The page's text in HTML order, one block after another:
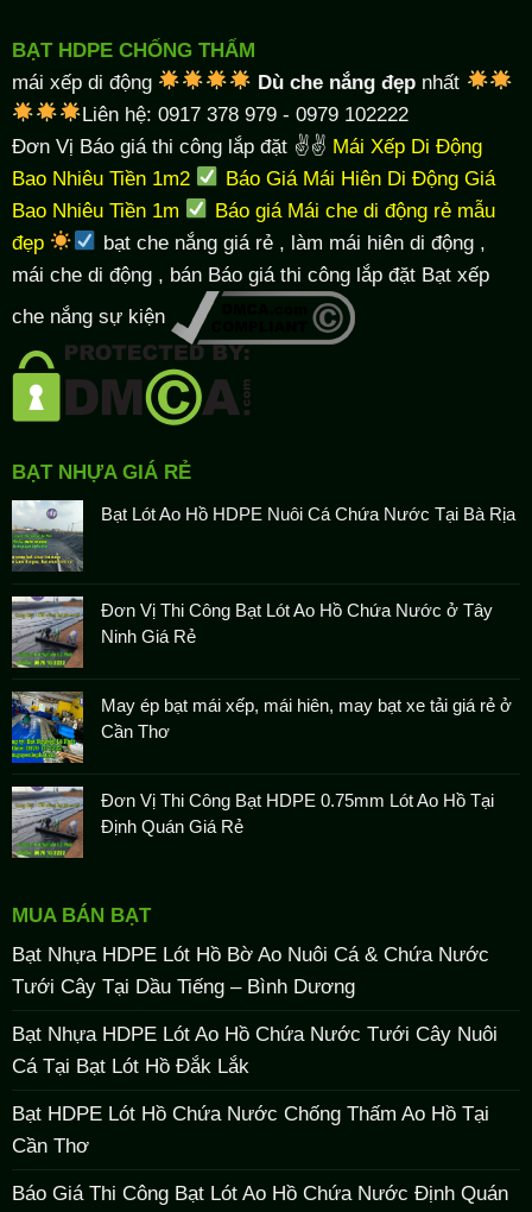
BẠT HDPE CHỐNG THẤM
mái xếp di động Dù che nắng đẹp nhất
Liên hệ: 0917 378 979 - 0979 102222
Đơn Vị Báo giá thi công lắp đặt ✌✌ Mái Xếp Di Động
Bao Nhiêu Tiền 1m2
Báo Giá Mái Hiên Di Động Giá
Bao Nhiêu Tiền 1m
Báo giá Mái che di động rẻ mẫu
đẹp
bạt che nắng giá rẻ, làm mái hiên di động,
mái che di động , bán Báo giá thi công lắp đặt Bạt xếp
che nắng sự kiện
BẠT NHỰA GIÁ RẺ
Bạt Lót Ao Hồ HDPE Nuôi Cá Chứa Nước Tại Bà Rịa
Đơn Vị Thi Công Bạt Lót Ao Hồ Chứa Nước ở Tây
Ninh Giá Rẻ
May ép bạt mái xếp, mái hiên, may bạt xe tải giá rẻ ở
Cần Thơ
Đơn Vị Thi Công Bạt HDPE 0.75mm Lót Ao Hồ Tại
Định Quán Giá Rẻ
MUA BÁN BẠT
Bạt Nhựa HDPE Lót Hồ Bờ Ao Nuôi Cá & Chứa Nước
Tưới Cây Tại Dầu Tiếng – Bình Dương
Bạt Nhựa HDPE Lót Ao Hồ Chứa Nước Tưới Cây Nuôi
Cá Tại Bạt Lót Hồ Đắk Lắk
Bạt HDPE Lót Hồ Chứa Nước Chống Thấm Ao Hồ Tại
Cần Thơ
Báo Giá Thi Công Bạt Lót Ao Hồ Chứa Nước Định Quán